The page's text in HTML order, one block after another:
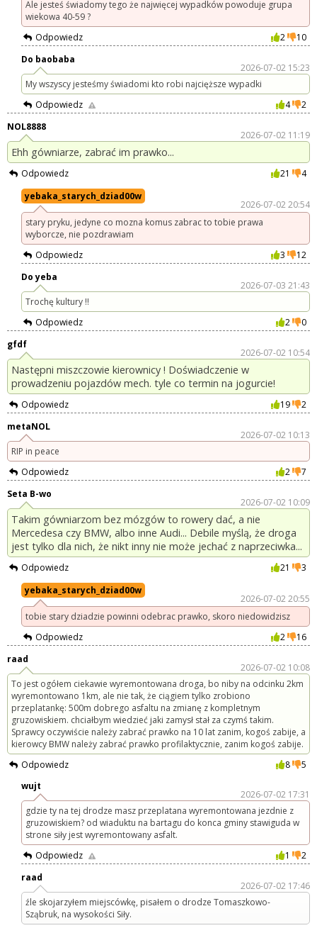
Ale jesteś świadomy tego że najwięcej wypadków powoduje grupa
wiekowa 40-59 ?
Odpowiedz
2
10
Do baobaba
2026-07-02 15:23
My wszyscy jesteśmy świadomi kto robi najcięższe wypadki
Odpowiedz
4
2
NOL8888
2026-07-02 11:19
Ehh gówniarze, zabrać im prawko...
Odpowiedz 21
4
yebaka_starych_dziad00w
2026-07-02 20:54
stary pryku, jedyne co mozna komus zabrac to tobie prawa
wyborcze, nie pozdrawiam
Odpowiedz
3
12
Do yeba
2026-07-03 21:43
Trochę kultury !!
Odpowiedz
2
0
gfdf
2026-07-02 10:54
Następni miszczowie kierownicy ! Doświadczenie w
prowadzeniu pojazdów mech. tyle co termin na jogurcie!
Odpowiedz 19
2
metaNOL
2026-07-02 10:13
RIP in peace
Odpowiedz
2
7
Seta B-wo
2026-07-02 10:09
Takim gówniarzom bez mózgów to rowery dać, a nie
Mercedesa czy BMW, albo inne Audi... Debile myślą, że droga
jest tylko dla nich, że nikt inny nie może jechać z naprzeciwka...
Odpowiedz 21
3
yebaka_starych_dziad00w
2026-07-02 20:55
tobie stary dziadzie powinni odebrac prawko, skoro niedowidzisz
Odpowiedz
2
16
raad
2026-07-02 10:08
To jest ogółem ciekawie wyremontowana droga, bo niby na odcinku 2km
wyremontowano 1km, ale nie tak, że ciągiem tylko zrobiono
przeplatankę: 500m dobrego asfaltu na zmianę z kompletnym
gruzowiskiem. chciałbym wiedzieć jaki zamysł stał za czymś takim.
Sprawcy oczywiście należy zabrać prawko na 10 lat zanim, kogoś zabije, a
kierowcy BMW należy zabrać prawko profilaktycznie, zanim kogoś zabije.
Odpowiedz
8
5
wujt
2026-07-02 17:31
gdzie ty na tej drodze masz przeplatana wyremontowana jezdnie z
gruzowiskiem? od wiaduktu na bartagu do konca gminy stawiguda w
strone siły jest wyremontowany asfalt.
Odpowiedz
1
2
raad
2026-07-02 17:46
źle skojarzyłem miejscówkę, pisałem o drodze Tomaszkowo-
Sząbruk, na wysokości Siły.